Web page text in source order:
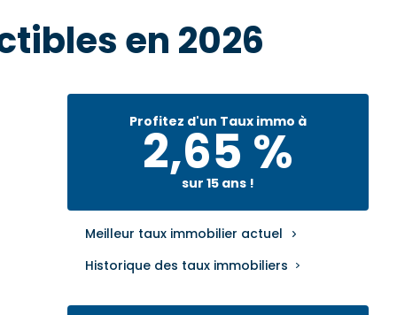
en 2026
Profitez d'un Taux immo à
2,65 %
sur 15 ans !
Meilleur taux immobilier actuel
Historique des taux immobiliers